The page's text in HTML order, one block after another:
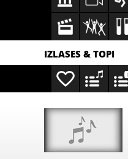
IZLASES & TOPI